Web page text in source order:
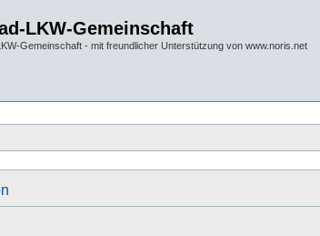
LKW-Gemeinschaft
Gemeinschaft - mit freundlicher Unterstützung von www.noris.net